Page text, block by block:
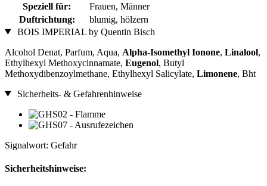
Speziell für:
Frauen, Männer
Duftrichtung:
blumig, hölzern
BOIS IMPERIAL by Quentin Bisch
Alcohol Denat, Parfum, Aqua, Alpha-Isomethyl Ionone, Linalool,
Ethylhexyl Methoxycinnamate, Eugenol, Butyl
Methoxydibenzoylmethane, Ethylhexyl Salicylate, Limonene, Bht
Sicherheits- & Gefahrenhinweise
Signalwort: Gefahr
Sicherheitshinweise: